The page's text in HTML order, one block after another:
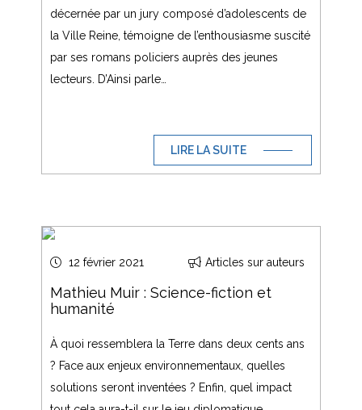
décernée par un jury composé d’adolescents de
la Ville Reine, témoigne de l’enthousiasme suscité
par ses romans policiers auprès des jeunes
lecteurs. D’Ainsi parle…
LIRE LA SUITE
12 février 2021 Articles sur auteurs
Mathieu Muir : Science-fiction et
humanité
À quoi ressemblera la Terre dans deux cents ans
? Face aux enjeux environnementaux, quelles
solutions seront inventées ? Enfin, quel impact